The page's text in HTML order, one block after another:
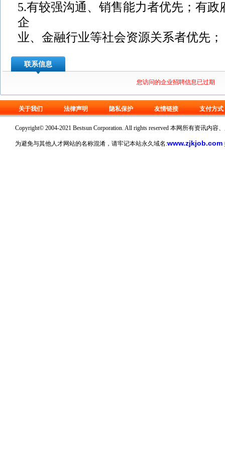
5.有较强沟通、销售能力者优先；有政
企
业、金融行业等社会资源关系者优先；
联系信息
您访问的企业招聘信息已过期
关于我们 法律声明 隐私保护 友情链接 支付方式
Copyright© 2004-2021 Bestsun Corporation. All rights reserved 本网所有资讯内
为避免与其他人才网站的名称混淆，请牢记本站永久域名:www.zjkjob.com